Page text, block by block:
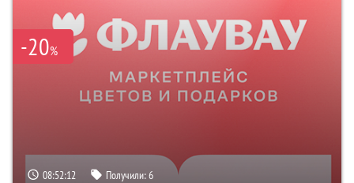
-20%
08:52:11 Получили:6